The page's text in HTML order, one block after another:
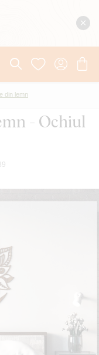
din lemn
- Ochiul